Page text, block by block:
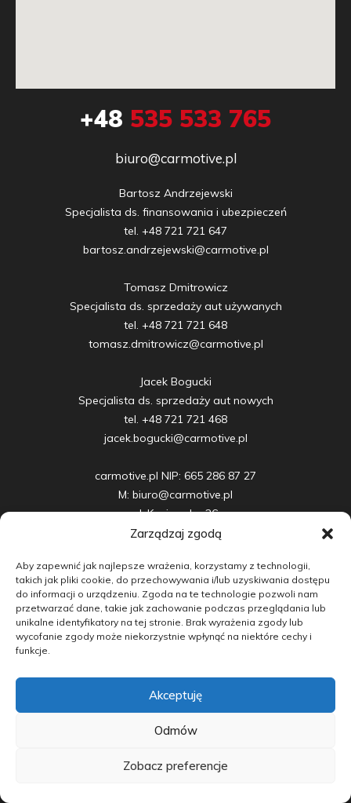
Zarządzaj zgodą
Aby zapewnić jak najlepsze wrażenia, korzystamy z technologii,
takich jak pliki cookie, do przechowywania i/lub uzyskiwania dostępu
do informacji o urządzeniu. Zgoda na te technologie pozwoli nam
przetwarzać dane, takie jak zachowanie podczas przeglądania lub
unikalne identyfikatory na tej stronie. Brak wyrażenia zgody lub
wycofanie zgody może niekorzystnie wpłynąć na niektóre cechy i
funkcje.
Akceptuję
Odmów
Zobacz preferencje
+48 535 533 765
biuro@carmotive.pl
Bartosz Andrzejewski
Specjalista ds. finansowania i ubezpieczeń
tel. +48 721 721 647
bartosz.andrzejewski@carmotive.pl
Tomasz Dmitrowicz
Specjalista ds. sprzedaży aut używanych
tel. +48 721 721 648
tomasz.dmitrowicz@carmotive.pl
Jacek Bogucki
Specjalista ds. sprzedaży aut nowych
tel. +48 721 721 468
jacek.bogucki@carmotive.pl
carmotive.pl NIP: 665 286 87 27
M: biuro@carmotive.pl
ul. Kociewska 26
87-100 Toruń
Samochody nowe
Samochody używane
Auta w leasingu
Kontakt